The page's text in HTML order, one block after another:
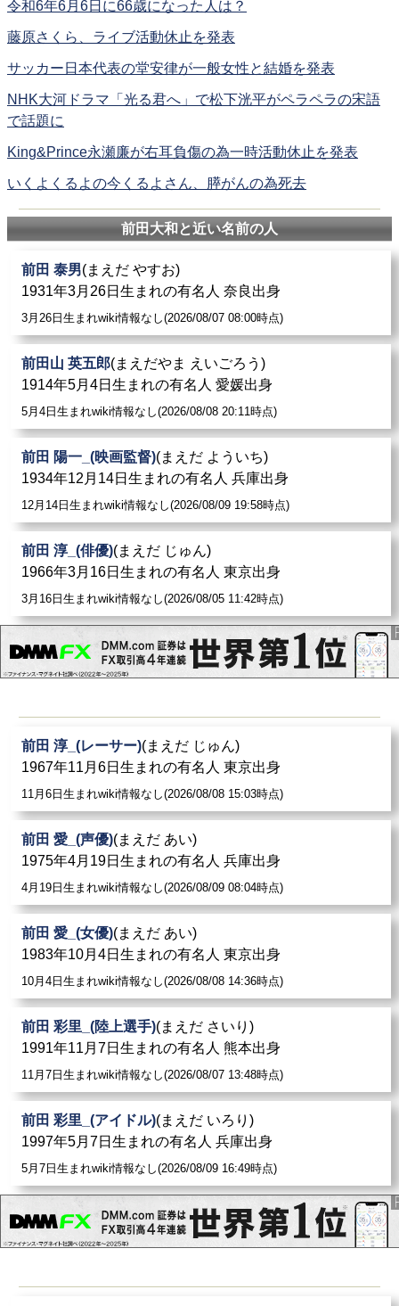
令和6年6月6日に66歳になった人は？
藤原さくら、ライブ活動休止を発表
サッカー日本代表の堂安律が一般女性と結婚を発表
NHK大河ドラマ「光る君へ」で松下洸平がペラペラの宋語
で話題に
King&Prince永瀬廉が右耳負傷の為一時活動休止を発表
いくよくるよの今くるよさん、膵がんの為死去
前田大和と近い名前の人
前田 泰男(まえだ やすお)
1931年3月26日生まれの有名人 奈良出身
3月26日生まれwiki情報なし(2026/08/07 08:00時点)
前田山 英五郎(まえだやま えいごろう)
1914年5月4日生まれの有名人 愛媛出身
5月4日生まれwiki情報なし(2026/08/08 20:11時点)
前田 陽一_(映画監督)(まえだ よういち)
1934年12月14日生まれの有名人 兵庫出身
12月14日生まれwiki情報なし(2026/08/09 19:58時点)
前田 淳_(俳優)(まえだ じゅん)
1966年3月16日生まれの有名人 東京出身
3月16日生まれwiki情報なし(2026/08/05 11:42時点)
前田 淳_(レーサー)(まえだ じゅん)
1967年11月6日生まれの有名人 東京出身
11月6日生まれwiki情報なし(2026/08/08 15:03時点)
前田 愛_(声優)(まえだ あい)
1975年4月19日生まれの有名人 兵庫出身
4月19日生まれwiki情報なし(2026/08/09 08:04時点)
前田 愛_(女優)(まえだ あい)
1983年10月4日生まれの有名人 東京出身
10月4日生まれwiki情報なし(2026/08/08 14:36時点)
前田 彩里_(陸上選手)(まえだ さいり)
1991年11月7日生まれの有名人 熊本出身
11月7日生まれwiki情報なし(2026/08/07 13:48時点)
前田 彩里_(アイドル)(まえだ いろり)
1997年5月7日生まれの有名人 兵庫出身
5月7日生まれwiki情報なし(2026/08/09 16:49時点)